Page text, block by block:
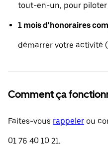
tout-en-un, pour
1 mois d'honoraires
démarrer votre activité
Comment ça
Faites-vous rappeler ou
01 76 40 10 21.